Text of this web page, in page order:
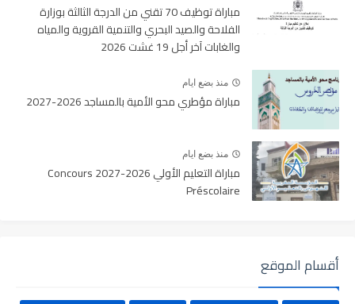
مباراة توظيف 70 تقني من الدرجة الثالثة بوزارة
الفلاحة والصيد البحري والتنمية القروية والمياه
والغابات آخر أجل 19 غشت 2026
منذ بضع ايام
مباراة مؤطري محو الأمية بالمساجد 2026-2027
منذ بضع ايام
مباراة التعليم الأولي 2026-2027 Concours
Préscolaire
أقسام الموقع